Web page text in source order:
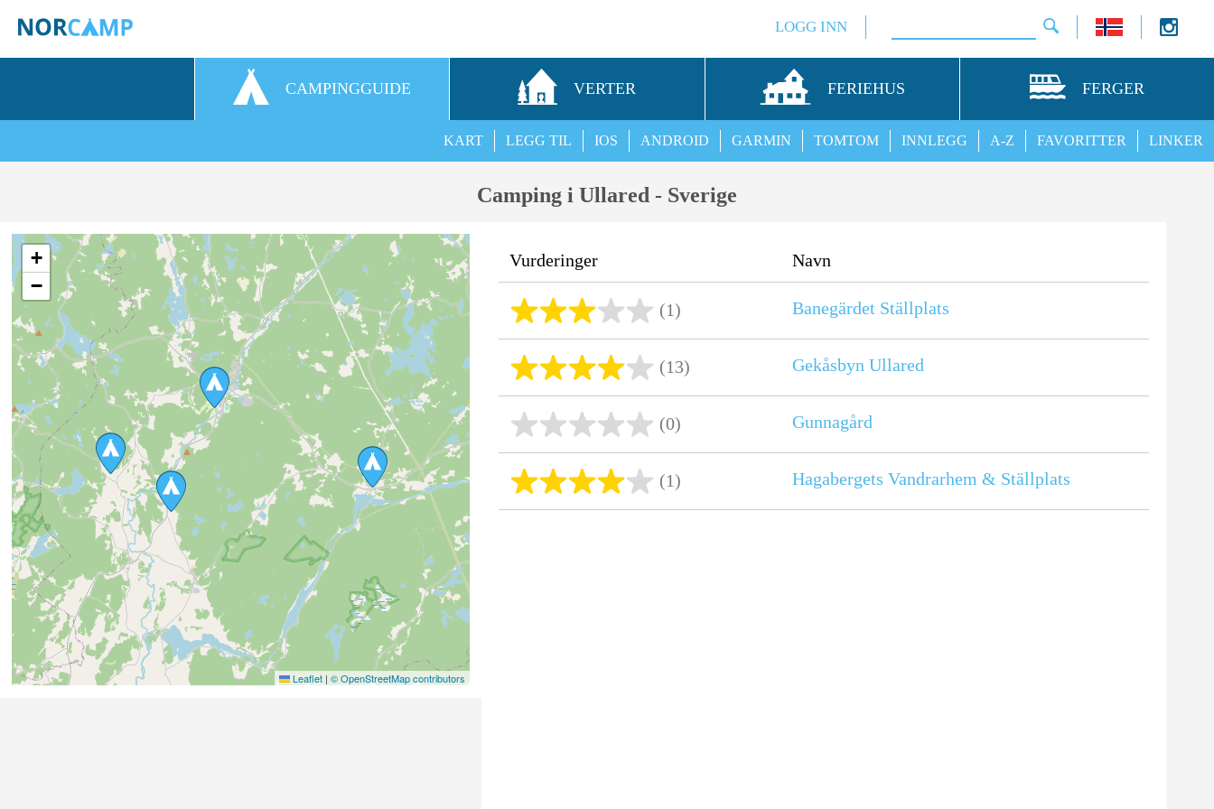
LOGG INN
CAMPINGGUIDE VERTER FERIEHUS FERGER
LINKER
FAVORITTER
A-Z
INNLEGG
TOMTOM
GARMIN
ANDROID
IOS
LEGG TIL
KART
Camping i Ullared - Sverige
+
−
Leaflet | © OpenStreetMap contributors
Vurderinger Navn
(1) Banegärdet Ställplats
(13) Gekåsbyn Ullared
(0) Gunnagård
(1) Hagabergets Vandrarhem & Ställplats